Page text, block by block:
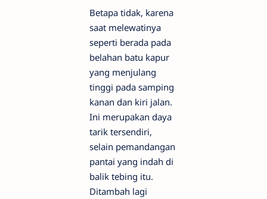
Betapa tidak, karena
saat melewatinya
seperti berada pada
belahan batu kapur
yang menjulang
tinggi pada samping
kanan dan kiri jalan.
Ini merupakan daya
tarik tersendiri,
selain pemandangan
pantai yang indah di
balik tebing itu.
Ditambah lagi